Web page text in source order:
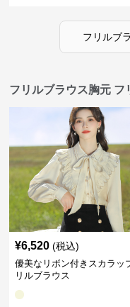
フリルブ
フリルブラウス胸元 フ
¥6,520 (税込)
優美なリボン付きスカラッ
リルブラウス